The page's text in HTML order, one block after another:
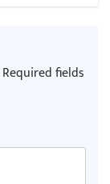
Required fields